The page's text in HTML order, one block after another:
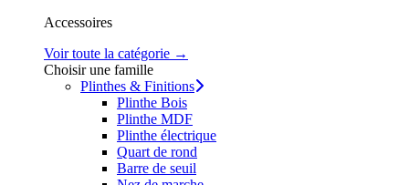
Accessoires
Voir toute la catégorie →
Choisir une famille
Plinthes & Finitions
Plinthe Bois
Plinthe MDF
Plinthe électrique
Quart de rond
Barre de seuil